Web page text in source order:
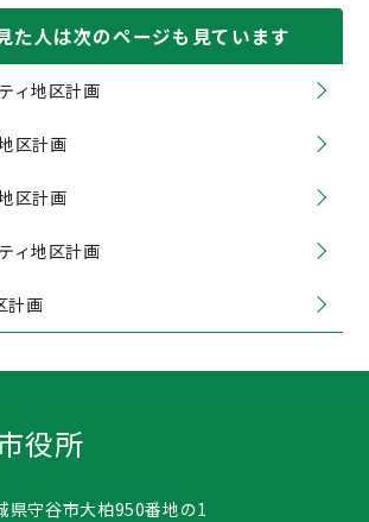
た人は次のページも見ています
ィ地区計画
区計画
区計画
ィ地区計画
計画
役所
守谷市大柏950番地の1